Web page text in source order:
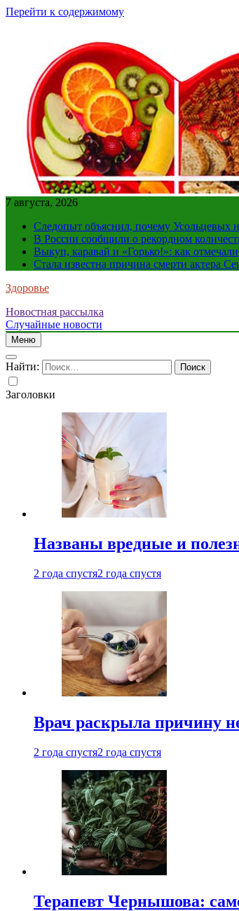
Перейти к содержимому
7 августа, 2026
Следопыт объяснил, почему Усольцевых
В России сообщили о рекордном
Выкуп, каравай и «Горько!»: как
Стала известна причина смерти актера
Здоровье
Новостная рассылка
Случайные новости
Меню
Найти:
Заголовки
Названы вредные и
2 года спустя2 года спустя
Врач раскрыла причину
2 года спустя2 года спустя
Терапевт Чернышова: